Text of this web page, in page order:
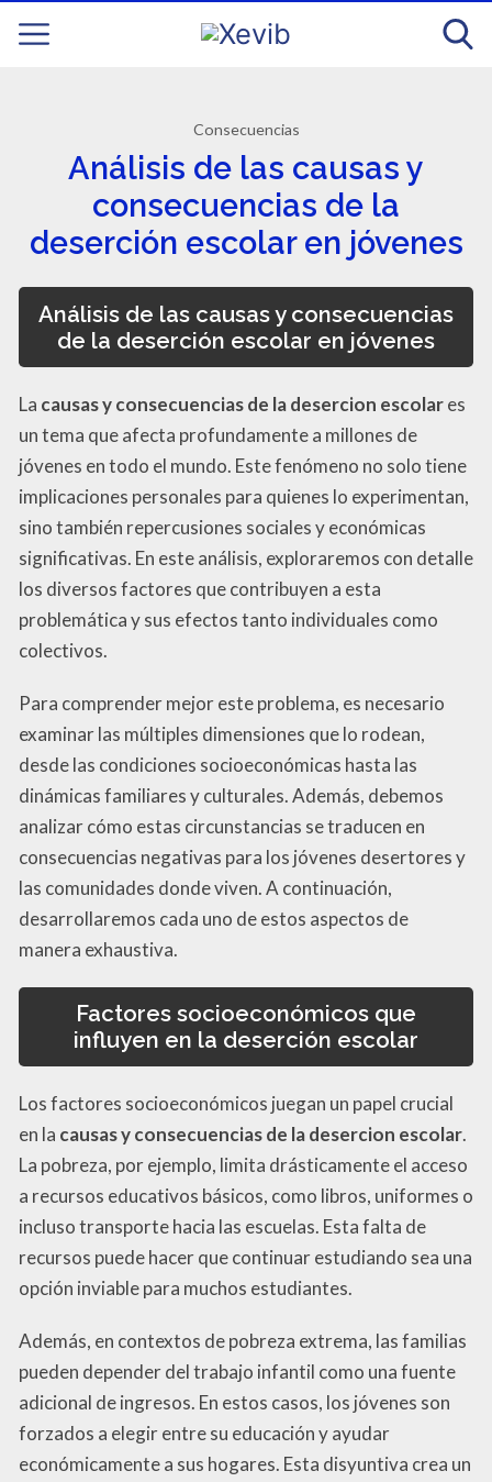
Consecuencias
Análisis de las causas y
consecuencias de la
deserción escolar en jóvenes
Análisis de las causas y consecuencias
de la deserción escolar en jóvenes
La causas y consecuencias de la desercion escolares
un tema que afecta profundamente a millones de
jóvenes en todo el mundo. Este fenómeno no solo tiene
implicaciones personales para quienes lo experimentan,
sino también repercusiones sociales y económicas
significativas. En este análisis, exploraremos con detalle
los diversos factores que contribuyen a esta
problemática y sus efectos tanto individuales como
colectivos.
Para comprender mejor este problema, es necesario
examinar las múltiples dimensiones que lo rodean,
desde las condiciones socioeconómicas hasta las
dinámicas familiares y culturales. Además, debemos
analizar cómo estas circunstancias se traducen en
consecuencias negativas para los jóvenes desertores y
las comunidades donde viven. A continuación,
desarrollaremos cada uno de estos aspectos de
manera exhaustiva.
Factores socioeconómicos que
influyen en la deserción escolar
Los factores socioeconómicos juegan un papel crucial
en la causas y consecuencias de la desercion escolar.
La pobreza, por ejemplo, limita drásticamente el acceso
a recursos educativos básicos, como libros, uniformes o
incluso transporte hacia las escuelas. Esta falta de
recursos puede hacer que continuar estudiando sea una
opción inviable para muchos estudiantes.
Además, en contextos de pobreza extrema, las familias
pueden depender del trabajo infantil como una fuente
adicional de ingresos. En estos casos, los jóvenes son
forzados a elegir entre su educación y ayudar
económicamente a sus hogares. Esta disyuntiva crea un